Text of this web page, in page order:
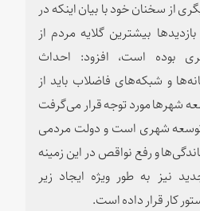
از سخنان خود با بیان اینکه در
بیشترین گلایه مردم از
بوده است، افزود: احداث
و شبکه‌های فاضلاب باید از
شهرها مورد توجه قرار می‌گرفت
شهری است و دولت مردمی
و رفع نواقص در این زمینه
نیز به طور ویژه ایجاد زیر
کار قرار داده است.